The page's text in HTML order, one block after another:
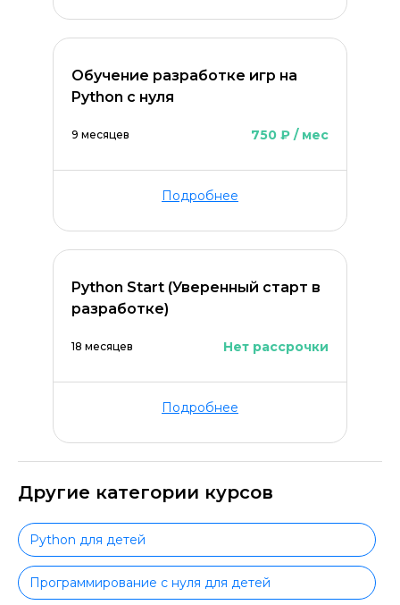
Обучение разработке игр на
Python с нуля
9 месяцев 750 ₽ / мес
Подробнее
Python Start (Уверенный старт в
разработке)
18 месяцев Нет рассрочки
Подробнее
Другие категории курсов
Python для детей
Программирование с нуля для детей